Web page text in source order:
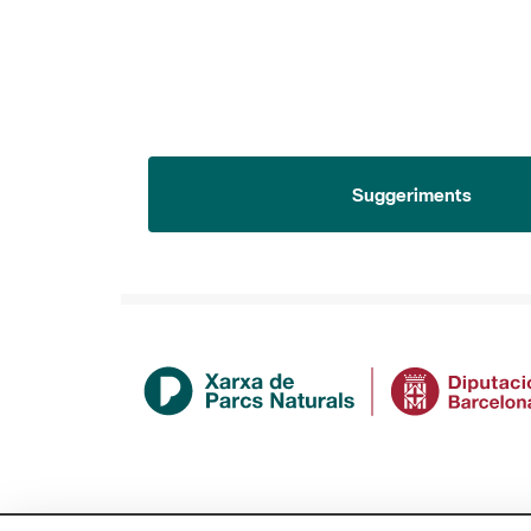
Suggeriments